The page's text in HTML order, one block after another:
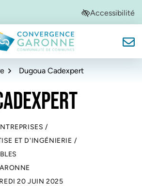
onglet)
nouvel onglet)
un nouvel onglet)
dans un nouvel onglet)
dans un nouvel onglet)Accessibilité
Convergence Garonne
Dugoua Cadexpert
/
ET D'INGÉNIERIE /
20 JUIN 2025